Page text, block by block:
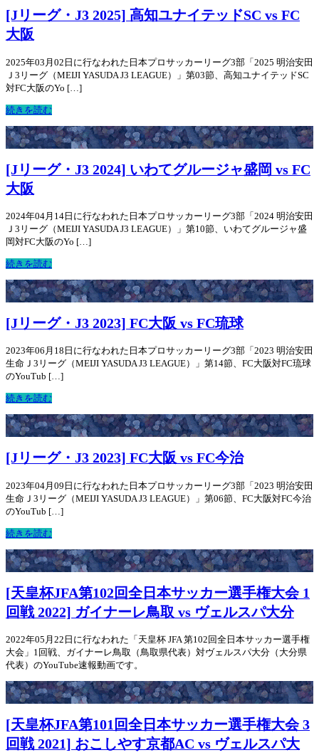
[Jリーグ・J3 2025] 高知ユナイテッドSC vs FC
大阪
2025年03月02日に行なわれた日本プロサッカーリーグ3部「2025 明治安田
Ｊ3リーグ（MEIJI YASUDA J3 LEAGUE）」第03節、高知ユナイテッドSC
対FC大阪のYo […]
続きを読む
[Jリーグ・J3 2024] いわてグルージャ盛岡 vs FC
大阪
2024年04月14日に行なわれた日本プロサッカーリーグ3部「2024 明治安田
Ｊ3リーグ（MEIJI YASUDA J3 LEAGUE）」第10節、いわてグルージャ盛
岡対FC大阪のYo […]
続きを読む
[Jリーグ・J3 2023] FC大阪 vs FC琉球
2023年06月18日に行なわれた日本プロサッカーリーグ3部「2023 明治安田
生命Ｊ3リーグ（MEIJI YASUDA J3 LEAGUE）」第14節、FC大阪対FC琉球
のYouTub […]
続きを読む
[Jリーグ・J3 2023] FC大阪 vs FC今治
2023年04月09日に行なわれた日本プロサッカーリーグ3部「2023 明治安田
生命Ｊ3リーグ（MEIJI YASUDA J3 LEAGUE）」第06節、FC大阪対FC今治
のYouTub […]
続きを読む
[天皇杯JFA第102回全日本サッカー選手権大会 1
回戦 2022] ガイナーレ鳥取 vs ヴェルスパ大分
2022年05月22日に行なわれた「天皇杯 JFA 第102回全日本サッカー選手権
大会」1回戦、ガイナーレ鳥取（鳥取県代表）対ヴェルスパ大分（大分県
代表）のYouTube速報動画です。
[天皇杯JFA第101回全日本サッカー選手権大会 3
回戦 2021] おこしやす京都AC vs ヴェルスパ大